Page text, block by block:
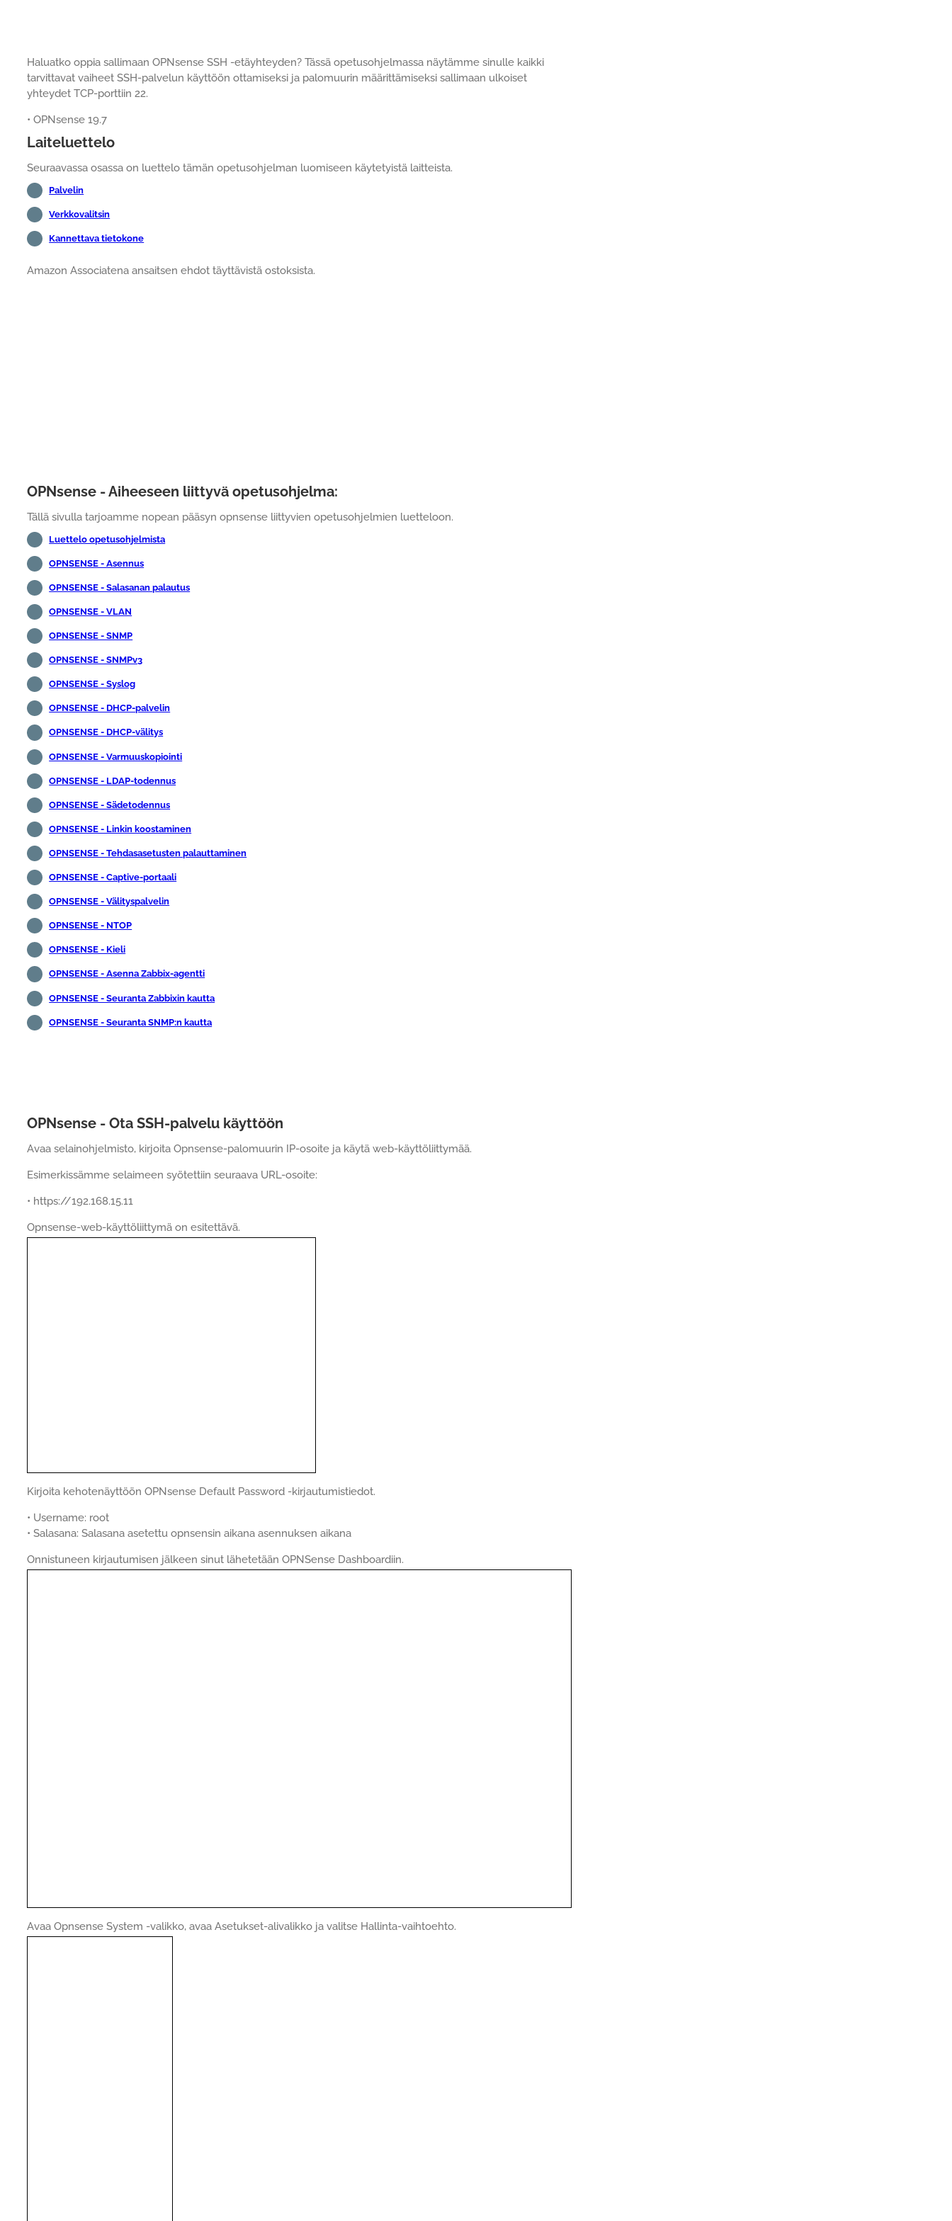
Haluatko oppia sallimaan OPNsense SSH -etäyhteyden? Tässä opetusohjelmassa näytämme sinulle kaikki
tarvittavat vaiheet SSH-palvelun käyttöön ottamiseksi ja palomuurin määrittämiseksi sallimaan ulkoiset
yhteydet TCP-porttiin 22.
• OPNsense 19.7
Laiteluettelo
Seuraavassa osassa on luettelo tämän opetusohjelman luomiseen käytetyistä laitteista.
Palvelin
Verkkovalitsin
Kannettava tietokone
Amazon Associatena ansaitsen ehdot täyttävistä ostoksista.
OPNsense - Aiheeseen liittyvä opetusohjelma:
Tällä sivulla tarjoamme nopean pääsyn opnsense liittyvien opetusohjelmien luetteloon.
Luettelo opetusohjelmista
OPNSENSE - Asennus
OPNSENSE - Salasanan palautus
OPNSENSE - VLAN
OPNSENSE - SNMP
OPNSENSE - SNMPv3
OPNSENSE - Syslog
OPNSENSE - DHCP-palvelin
OPNSENSE - DHCP-välitys
OPNSENSE - Varmuuskopiointi
OPNSENSE - LDAP-todennus
OPNSENSE - Sädetodennus
OPNSENSE - Linkin koostaminen
OPNSENSE - Tehdasasetusten palauttaminen
OPNSENSE - Captive-portaali
OPNSENSE - Välityspalvelin
OPNSENSE - NTOP
OPNSENSE - Kieli
OPNSENSE - Asenna Zabbix-agentti
OPNSENSE - Seuranta Zabbixin kautta
OPNSENSE - Seuranta SNMP:n kautta
OPNsense - Ota SSH-palvelu käyttöön
Avaa selainohjelmisto, kirjoita Opnsense-palomuurin IP-osoite ja käytä web-käyttöliittymää.
Esimerkissämme selaimeen syötettiin seuraava URL-osoite:
• https://192.168.15.11
Opnsense-web-käyttöliittymä on esitettävä.
Kirjoita kehotenäyttöön OPNsense Default Password -kirjautumistiedot.
• Username: root
• Salasana: Salasana asetettu opnsensin aikana asennuksen aikana
Onnistuneen kirjautumisen jälkeen sinut lähetetään OPNSense Dashboardiin.
Avaa Opnsense System -valikko, avaa Asetukset-alivalikko ja valitse Hallinta-vaihtoehto.